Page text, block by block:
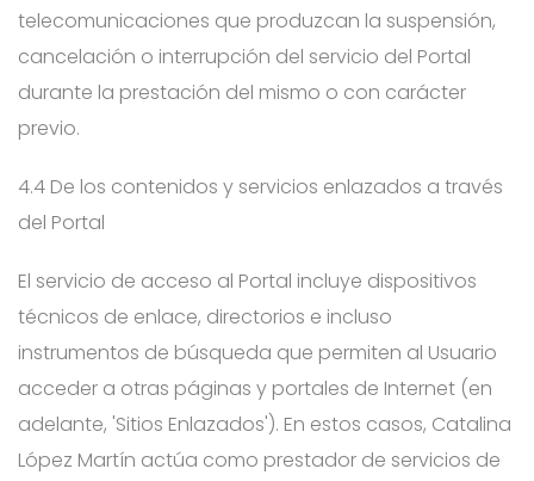
telecomunicaciones que produzcan la suspensión,
cancelación o interrupción del servicio del Portal
durante la prestación del mismo o con carácter
previo.
4.4 De los contenidos y servicios enlazados a través
del Portal
El servicio de acceso al Portal incluye dispositivos
técnicos de enlace, directorios e incluso
instrumentos de búsqueda que permiten al Usuario
acceder a otras páginas y portales de Internet (en
adelante, 'Sitios Enlazados'). En estos casos, Catalina
López Martín actúa como prestador de servicios de